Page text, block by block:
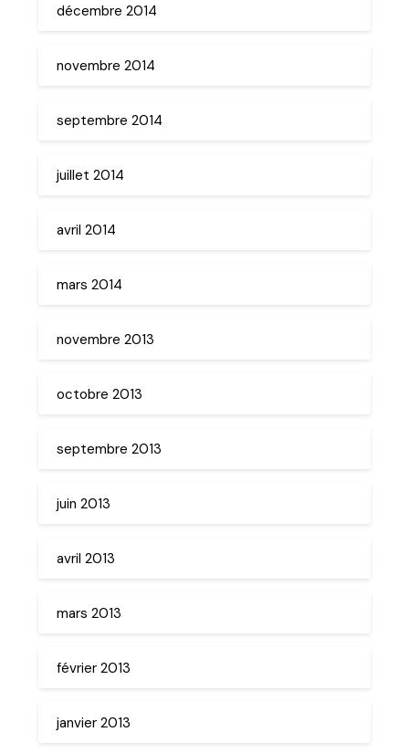
décembre 2014
novembre 2014
septembre 2014
juillet 2014
avril 2014
mars 2014
novembre 2013
octobre 2013
septembre 2013
juin 2013
avril 2013
mars 2013
février 2013
janvier 2013